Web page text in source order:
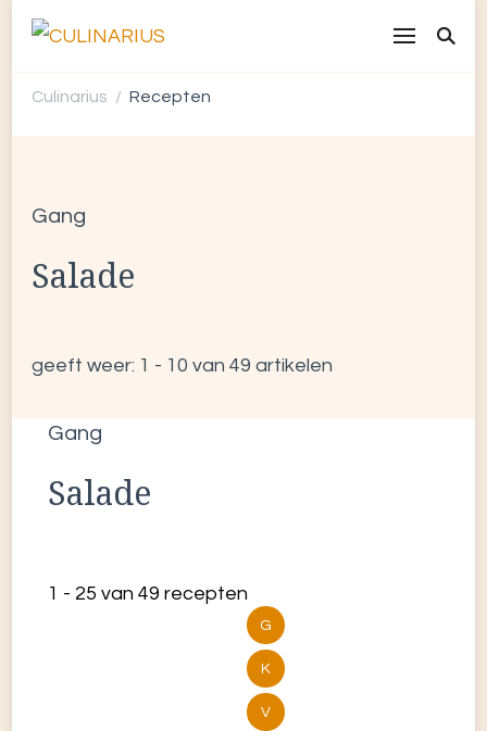
Culinarius / Recepten
Gang
Salade
geeft weer: 1 - 10 van 49 artikelen
Gang
Salade
1 - 25 van 49 recepten
G
K
V